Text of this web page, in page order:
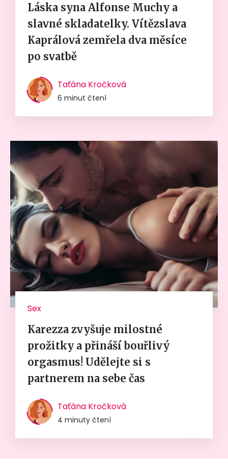
Láska syna Alfonse Muchy a
slavné skladatelky. Vítězslava
Kaprálová zemřela dva měsíce
po svatbě
Taťána Kročková
6 minut čtení
Sex
Karezza zvyšuje milostné
prožitky a přináší bouřlivý
orgasmus! Udělejte si s
partnerem na sebe čas
Taťána Kročková
4 minuty čtení